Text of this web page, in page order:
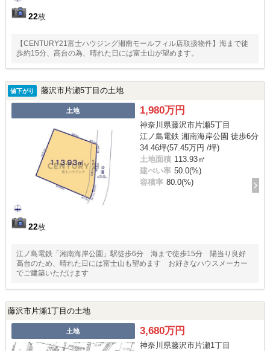
22枚
【CENTURY21富士ハウジング湘南モールフィル店取扱物件】海まで徒
歩約15分、高台の為、晴れた日には富士山が望めます。
値下がり 藤沢市片瀬5丁目の土地
土地
22枚
1,980万円
神奈川県藤沢市片瀬5丁目
江ノ島電鉄 湘南海岸公園 徒歩6分
34.46坪(57.45万円 /坪)
土地面積 113.93㎡
建ぺい率 50.0(%)
容積率 80.0(%)
江ノ島電鉄「湘南海岸公園」駅徒歩6分 海まで徒歩15分 陽当り良好
高台のため、晴れた日には富士山も望めます お好きなハウスメーカー
でご建築いただけます
藤沢市片瀬1丁目の土地
土地 3,680万円
神奈川県藤沢市片瀬1丁目